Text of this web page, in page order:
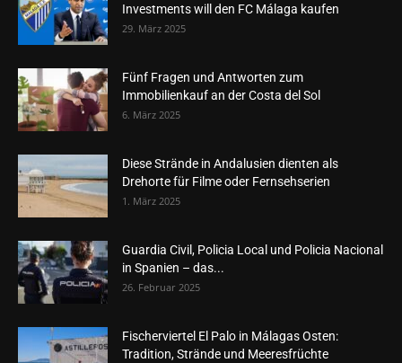
Investments will den FC Málaga kaufen
29. März 2025
Fünf Fragen und Antworten zum
Immobilienkauf an der Costa del Sol
6. März 2025
Diese Strände in Andalusien dienten als
Drehorte für Filme oder Fernsehserien
1. März 2025
Guardia Civil, Policia Local und Policia Nacional
in Spanien – das...
26. Februar 2025
Fischerviertel El Palo in Málagas Osten:
Tradition, Strände und Meeresfrüchte